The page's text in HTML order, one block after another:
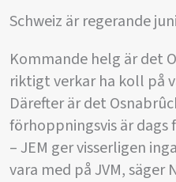
Schweiz är regerande
Kommande helg är det
riktigt verkar ha koll på
Därefter är det
förhoppningsvis är dags
– JEM ger visserligen
vara med på JVM, säger